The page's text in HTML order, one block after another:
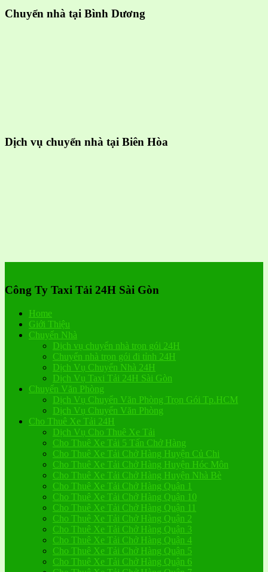
Chuyển nhà tại Bình Dương
Dịch vụ chuyển nhà tại Biên Hòa
Công Ty Taxi Tải 24H Sài Gòn
Home
Giới Thiệu
Chuyển Nhà
Dịch vụ chuyển nhà trọn gói 24H
Chuyển nhà trọn gói đi tỉnh 24H
Dịch Vụ Chuyển Nhà 24H
Dịch Vụ Taxi Tải 24H Sài Gòn
Chuyển Văn Phòng
Dịch Vụ Chuyển Văn Phòng Trọn Gói Tp.HCM
Dịch Vụ Chuyển Văn Phòng
Cho Thuê Xe Tải 24H
Dịch Vụ Cho Thuê Xe Tải
Cho Thuê Xe Tải 5 Tấn Chở Hàng
Cho Thuê Xe Tải Chở Hàng Huyện Củ Chi
Cho Thuê Xe Tải Chở Hàng Huyện Hóc Môn
Cho Thuê Xe Tải Chở Hàng Huyện Nhà Bè
Cho Thuê Xe Tải Chở Hàng Quận 1
Cho Thuê Xe Tải Chở Hàng Quận 10
Cho Thuê Xe Tải Chở Hàng Quận 11
Cho Thuê Xe Tải Chở Hàng Quận 2
Cho Thuê Xe Tải Chở Hàng Quận 3
Cho Thuê Xe Tải Chở Hàng Quận 4
Cho Thuê Xe Tải Chở Hàng Quận 5
Cho Thuê Xe Tải Chở Hàng Quận 6